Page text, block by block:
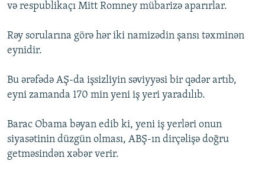
və respublikaçı Mitt Romney mübarizə aparırlar.
Rəy sorularına görə hər iki namizədin şansı təxminən
eynidir.
Bu ərəfədə AŞ-da işsizliyin səviyyəsi bir qədər artıb,
eyni zamanda 170 min yeni iş yeri yaradılıb.
Barac Obama bəyan edib ki, yeni iş yerləri onun
siyasətinin düzgün olması, ABŞ-ın dirçəlişə doğru
getməsindən xəbər verir.